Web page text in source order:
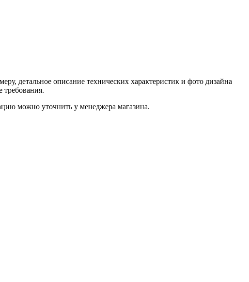
детальное описание технических характеристик и фото дизайна
можно уточнить у менеджера магазина.